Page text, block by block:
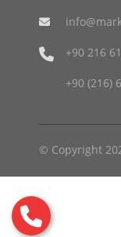
+90 216
+90 (216)
© Copyright